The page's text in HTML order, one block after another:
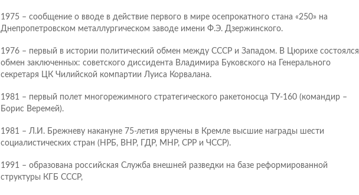
1975 – сообщение о вводе в действие первого в мире осепрокатного стана «250» на
Днепропетровском металлургическом заводе имени Ф.Э. Дзержинского.
1976 – первый в истории политический обмен между СССР и Западом. В Цюрихе состоялся
обмен заключенных: советского диссидента Владимира Буковского на Генерального
секретаря ЦК Чилийской компартии Луиса Корвалана.
1981 – первый полет многорежимного стратегического ракетоносца ТУ-160 (командир –
Борис Веремей).
1981 – Л.И. Брежневу накануне 75-летия вручены в Кремле высшие награды шести
социалистических стран (НРБ, ВНР, ГДР, МНР, СРР и ЧССР).
1991 – образована российская Служба внешней разведки на базе реформированной
структуры КГБ СССР,